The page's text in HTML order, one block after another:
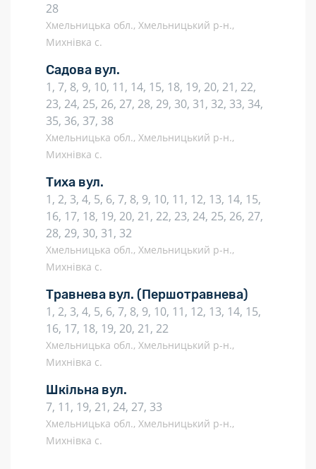
28
Хмельницька обл., Хмельницький р-н.,
Михнівка с.
Садова вул.
1, 7, 8, 9, 10, 11, 14, 15, 18, 19, 20, 21, 22,
23, 24, 25, 26, 27, 28, 29, 30, 31, 32, 33, 34,
35, 36, 37, 38
Хмельницька обл., Хмельницький р-н.,
Михнівка с.
Тиха вул.
1, 2, 3, 4, 5, 6, 7, 8, 9, 10, 11, 12, 13, 14, 15,
16, 17, 18, 19, 20, 21, 22, 23, 24, 25, 26, 27,
28, 29, 30, 31, 32
Хмельницька обл., Хмельницький р-н.,
Михнівка с.
Травнева вул. (Першотравнева)
1, 2, 3, 4, 5, 6, 7, 8, 9, 10, 11, 12, 13, 14, 15,
16, 17, 18, 19, 20, 21, 22
Хмельницька обл., Хмельницький р-н.,
Михнівка с.
Шкільна вул.
7, 11, 19, 21, 24, 27, 33
Хмельницька обл., Хмельницький р-н.,
Михнівка с.